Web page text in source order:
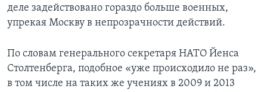
деле задействовано гораздо больше военных,
упрекая Москву в непрозрачности действий.
По словам генерального секретаря НАТО Йенса
Столтенберга, подобное «уже происходило не раз»,
в том числе на таких же учениях в 2009 и 2013